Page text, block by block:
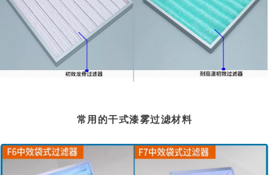
常用的干式漆雾过滤材料